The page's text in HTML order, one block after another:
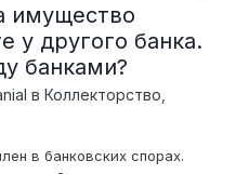
имущество
у другого банка.
банками?
в Коллекторство,
в банковских спорах.